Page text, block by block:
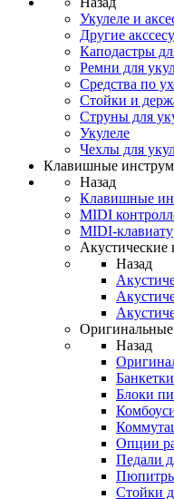
Укулеле и
Другие
Каподастры
Ремни для
Средства по
Стойки и
Струны для
Укулеле
Чехлы для
Клавишные
Назад
Клавишные
MIDI
MIDI-
Назад
Оригинальные
Назад
Блоки
Опции
Педали
Стойки